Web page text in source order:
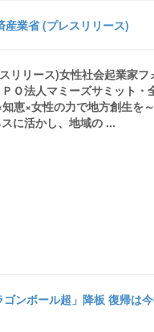
産業省 (プレスリリース)
リリース)女性社会起業家
Ｏ法人マミーズサミット・
恵×女性の力で地方創生を
に活かし、地域の ...
ンボール超」降板 復帰は